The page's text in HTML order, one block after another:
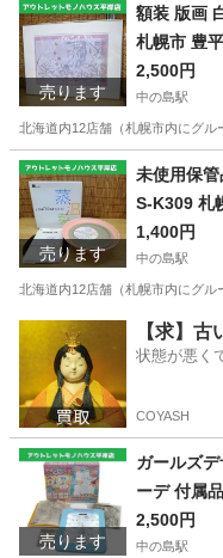
売ります
額装 版画
札幌市 豊
2,500円
中の島駅
北海道内12店舗（札幌市内にグ
北海道 札幌市 中の島駅
売ります
未使用保管品 ミヤ
S-K309 札
1,400円
中の島駅
北海道内12店舗（札幌市内にグ
中の島駅
【求】
状態が悪く
COYASH
売ります
ガールズ
ーデ 付属
サー トレ
☆ 札幌市
2,500円
中の島駅